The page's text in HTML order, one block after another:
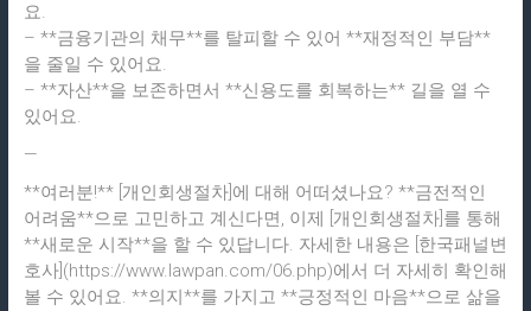
요.
– **금융기관의 채무**를 탈피할 수 있어 **재정적인 부담**
을 줄일 수 있어요.
– **자산**을 보존하면서 **신용도를 회복하는** 길을 열 수
있어요.
—
**여러분!** [개인회생절차]에 대해 어떠셨나요? **금전적인
어려움**으로 고민하고 계신다면, 이제 [개인회생절차]를 통해
**새로운 시작**을 할 수 있답니다. 자세한 내용은 [한국패널변
호사](https://www.lawpan.com/06.php)에서 더 자세히 확인해
볼 수 있어요. **의지**를 가지고 **긍정적인 마음**으로 삶을